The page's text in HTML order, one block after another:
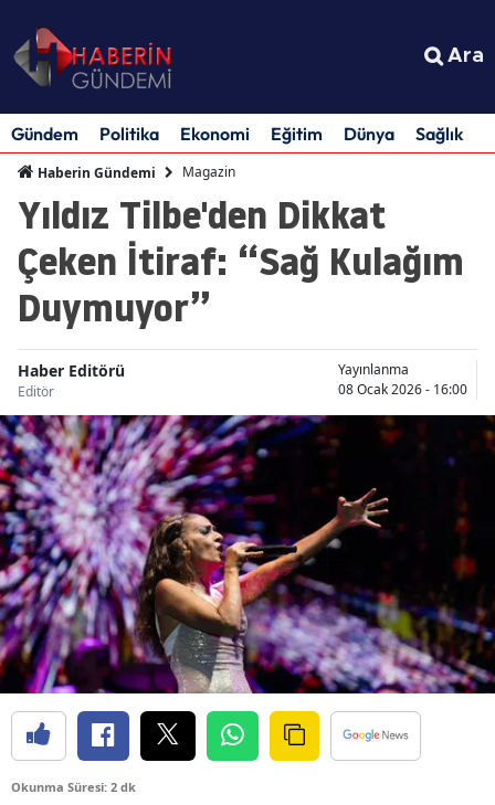
Ara
Gündem Politika Ekonomi Eğitim Dünya Sağlık
Haberin Gündemi Magazin
Yıldız Tilbe'den Dikkat
Çeken İtiraf: “Sağ Kulağım
Duymuyor”
Haber Editörü
Editör
Yayınlanma
08 Ocak 2026 - 16:00
Okunma Süresi: 2 dk